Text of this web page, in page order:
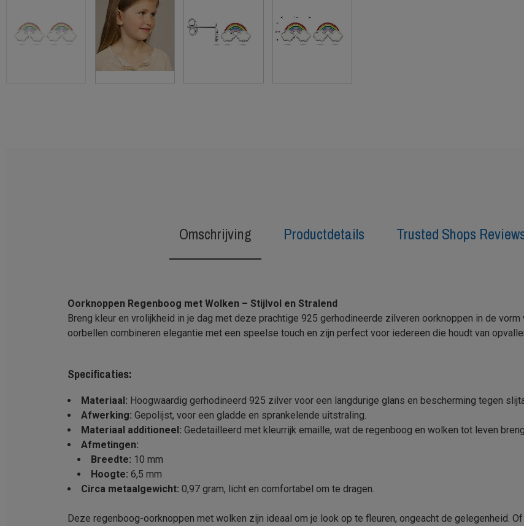
Omschrijving Productdetails Trusted Shops
Oorknoppen Regenboog met Wolken – Stijlvol en Stralend
Breng kleur en vrolijkheid in je dag met deze prachtige 925 gerhodineerde zilveren oorknoppen in de
oorbellen combineren elegantie met een speelse touch en zijn perfect voor iedereen die houdt van
Specificaties:
Materiaal: Hoogwaardig gerhodineerd 925 zilver voor een langdurige glans en bescherming tegen
Afwerking: Gepolijst, voor een gladde en sprankelende uitstraling.
Materiaal additioneel: Gedetailleerd met kleurrijk emaille, wat de regenboog en wolken tot leven
Afmetingen:
Breedte: 10 mm
Hoogte: 6,5 mm
Circa metaalgewicht: 0,97 gram, licht en comfortabel om te dragen.
Deze regenboog-oorknoppen met wolken zijn ideaal om je look op te fleuren, ongeacht de gelegenheid.